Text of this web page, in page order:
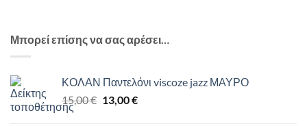
Μπορεί επίσης να σας αρέσει…
ΚΟΛΑΝ Παντελόνι viscoze jazz ΜΑΥΡΟ
15,00€ Original
13,00€Η